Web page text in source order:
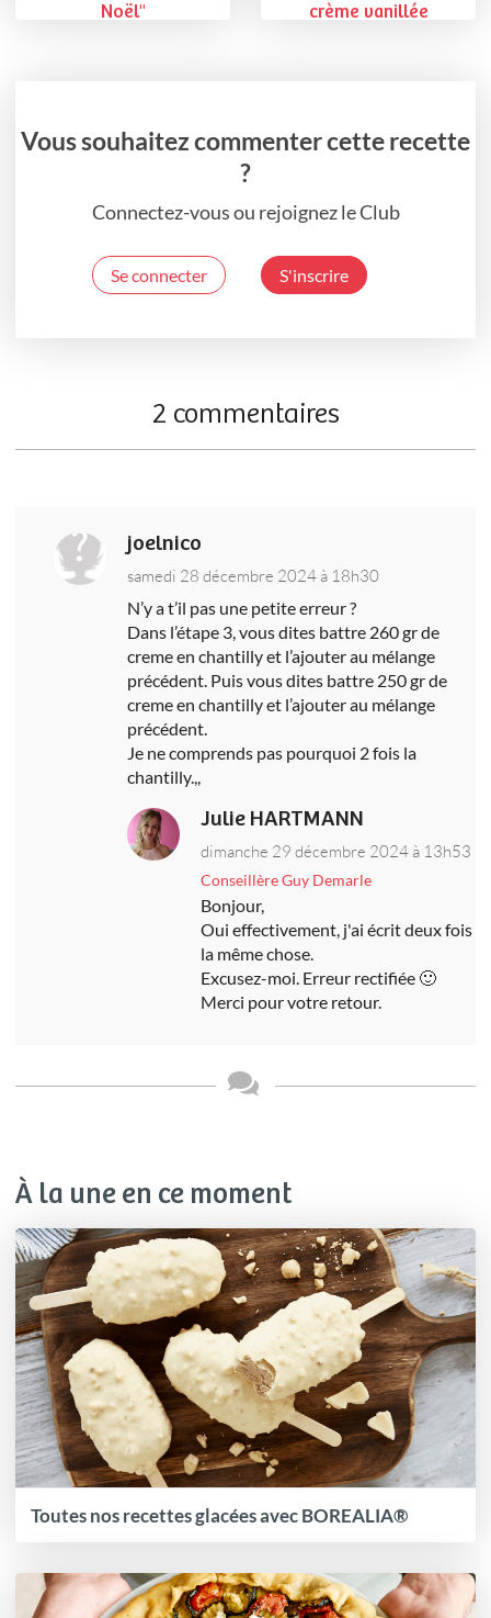
Noël" crème vanillée
Vous souhaitez commenter cette recette
?
Connectez-vous ou rejoignez le Club
Se connecter S'inscrire
2 commentaires
joelnico
samedi 28 décembre 2024 à 18h30
N’y a t’il pas une petite erreur ?
Dans l’étape 3, vous dites battre 260 gr de
creme en chantilly et l’ajouter au mélange
précédent. Puis vous dites battre 250 gr de
creme en chantilly et l’ajouter au mélange
précédent.
Je ne comprends pas pourquoi 2 fois la
chantilly.,,
Julie HARTMANN
dimanche 29 décembre 2024 à 13h53
Conseillère Guy Demarle
Bonjour,
Oui effectivement, j'ai écrit deux fois
la même chose.
Excusez-moi. Erreur rectifiée 🙂
Merci pour votre retour.
À la une en ce moment
Toutes nos recettes glacées avec BOREALIA®